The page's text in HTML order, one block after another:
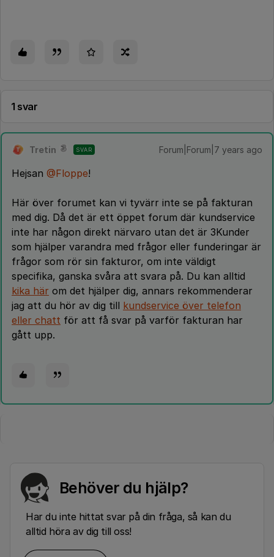
1 svar
T Tretin SVAR Forum|Forum|7 years ago
Hejsan @Floppe!
Här över forumet kan vi tyvärr inte se på fakturan
med dig. Då det är ett öppet forum där kundservice
inte har någon direkt närvaro utan det är 3Kunder
som hjälper varandra med frågor eller funderingar är
frågor som rör sin fakturor, om inte väldigt
specifika, ganska svåra att svara på. Du kan alltid
kika här om det hjälper dig, annars rekommenderar
jag att du hör av dig till kundservice över telefon
eller chatt för att få svar på varför fakturan har
gått upp.
Behöver du hjälp?
Har du inte hittat svar på din fråga, så kan du
alltid höra av dig till oss!